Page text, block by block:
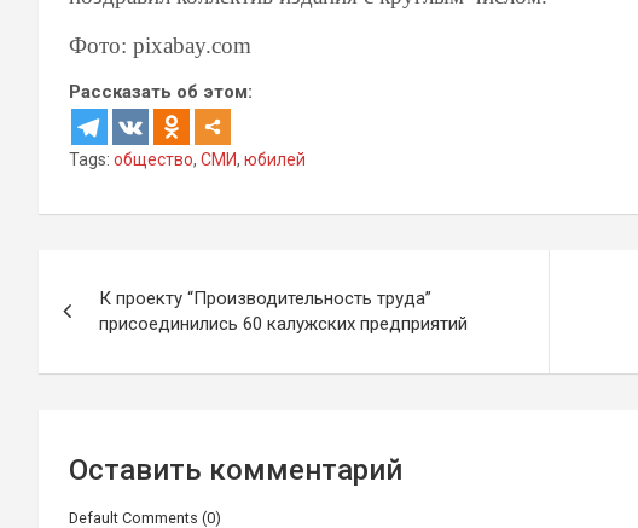
Фото: pixabay.com
Рассказать об этом:
Tags: общество, СМИ, юбилей
по
записям
К проекту “Производительность труда”
присоединились 60 калужских предприятий
Оставить комментарий
Default Comments (0)